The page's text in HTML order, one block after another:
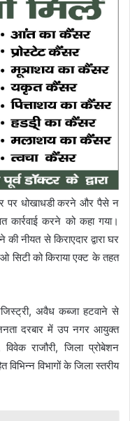
पर धोखाधडी करने और पैसे न
कार्रवाई करने को कहा गया।
नीयत से किराएदार द्वारा घर
सिटी को किराया एक्ट के तहत
अवैध कब्जा हटवाने से
दरबार में उप नगर आयुक्त
राजौरी, जिला प्रोबेशन
विभिन्न विभागों के जिला स्तरीय